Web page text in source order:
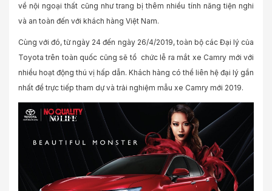
về nội ngoại thất cũng như trang bị thêm nhiều tính năng tiện nghi
và an toàn đến với khách hàng Việt Nam.
Cùng với đó, từ ngày 24 đến ngày 26/4/2019, toàn bộ các Đại lý của
Toyota trên toàn quốc cũng sẽ tổ chức lễ ra mắt xe Camry mới với
nhiều hoạt động thú vị hấp dẫn. Khách hàng có thể liên hệ đại lý gần
nhất để trực tiếp tham dự và trải nghiệm mẫu xe Camry mới 2019.